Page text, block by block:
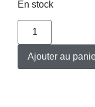
En stock
Ajouter au